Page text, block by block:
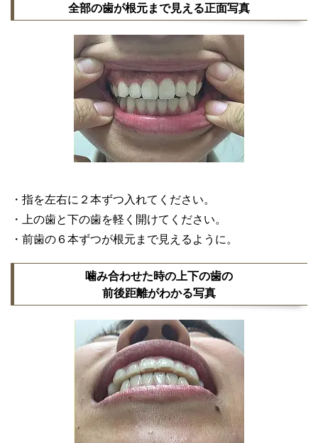
全部の歯が根元まで見える正面写真
・指を左右に２本ずつ入れてください。
・上の歯と下の歯を軽く開けてください。
・前歯の６本ずつが根元まで見えるように。
噛み合わせた時の上下の歯の
前後距離がわかる写真